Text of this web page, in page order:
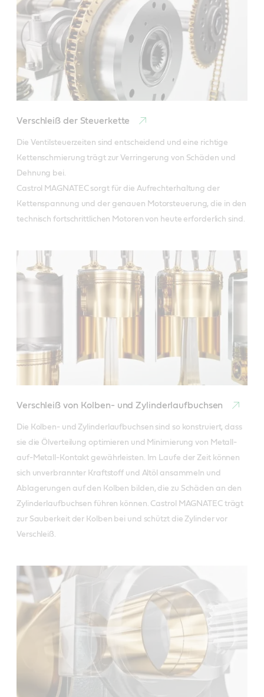
Verschleiß der Steuerkette
Die Ventilsteuerzeiten sind entscheidend und eine richtige
Kettenschmierung trägt zur Verringerung von Schäden und
Dehnung bei.
Castrol MAGNATEC sorgt für die Aufrechterhaltung der
Kettenspannung und der genauen Motorsteuerung, die in den
Verschleiß von Kolben- und Zylinderlaufbuchsen
Die Kolben- und Zylinderlaufbuchsen sind so konstruiert, dass
sie die Ölverteilung optimieren und Minimierung von Metall-
auf-Metall-Kontakt gewährleisten. Im Laufe der Zeit können
sich unverbrannter Kraftstoff und Altöl ansammeln und
Ablagerungen auf den Kolben bilden, die zu Schäden an den
Zylinderlaufbuchsen führen können. Castrol MAGNATEC trägt
zur Sauberkeit der Kolben bei und schützt die Zylinder vor